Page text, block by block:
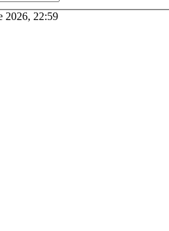
2026, 22:59